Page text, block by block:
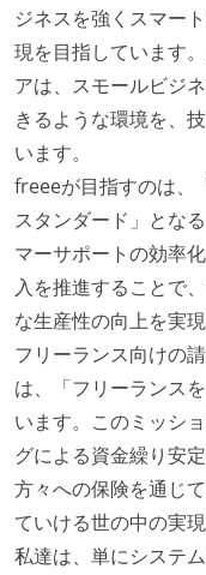
ジネスを強くスマー
現を目指しています
アは、スモールビジ
きるような環境を、
います。
freeeが目指すのは、
スタンダード」とな
マーサポートの効率
入を推進することで
な生産性の向上を実現
フリーランス向けの
は、「フリーランス
います。このミッシ
グによる資金繰り安
方々への保険を通じ
ていける世の中の実
私達は、単にシステ